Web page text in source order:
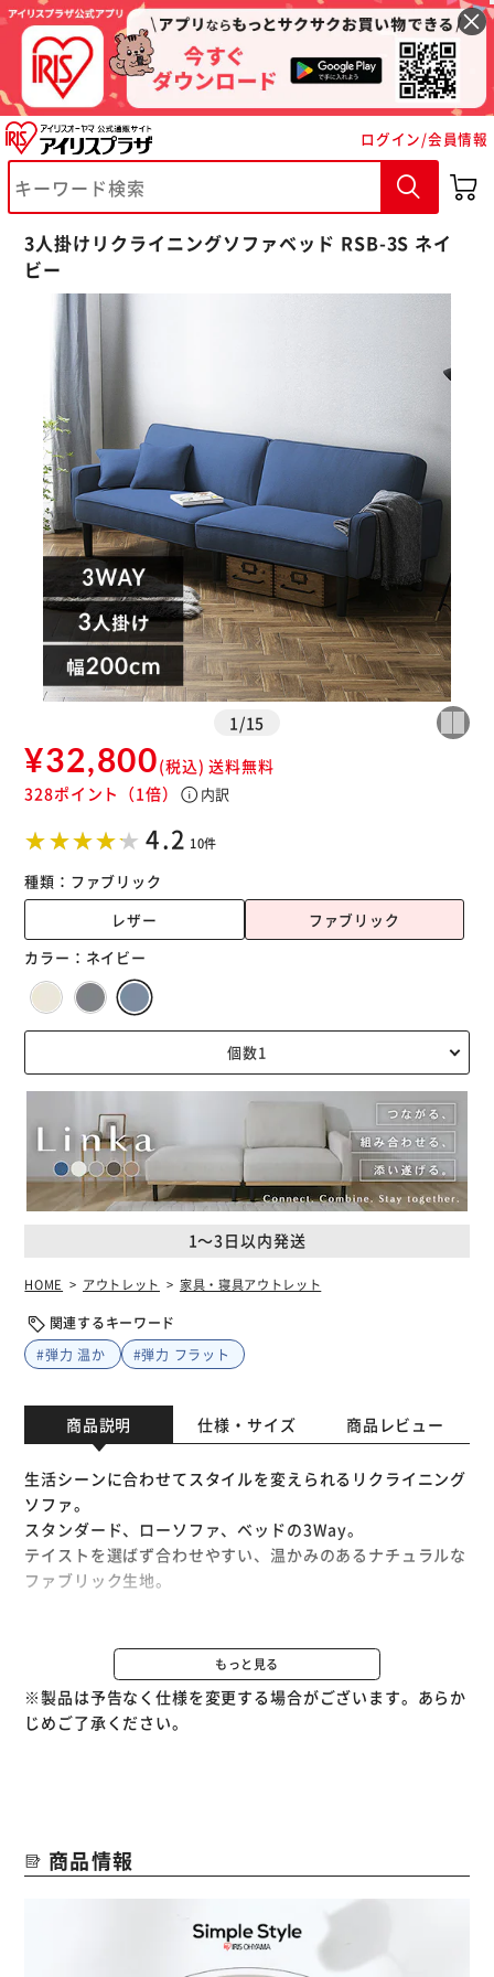
ログイン/会員情報
3人掛けリクライニングソファベッド RSB-3S ネイ
ビー
1 /15
¥32,800(税込) 送料無料
328ポイント （1倍） info内訳
4.2 10件
種類： ファブリック
レザー
ファブリック
カラー： ネイビー
1～3日以内発送
HOME アウトレット 家具・寝具アウトレット
関連するキーワード
#弾力 温か
#弾力 フラット
商品説明 仕様・サイズ 商品レビュー
生活シーンに合わせてスタイルを変えられるリクライニング
ソファ。
スタンダード、ローソファ、ベッドの3Way。
テイストを選ばず合わせやすい、温かみのあるナチュラルな
ファブリック生地。
お好みの角度でくつろげます。
脚も2種類付属しているので、付け替えることでお好みの高
さに変更可能です。
サラッとした手触りが特長で、一年を通して快適に過ごせる
飽きのこないナチュラルカラーがお部屋に馴染みます。
もっと見る
※製品は予告なく仕様を変更する場合がございます。あらか
じめご了承ください。
商品情報
※ご確認ください
カートに入れる